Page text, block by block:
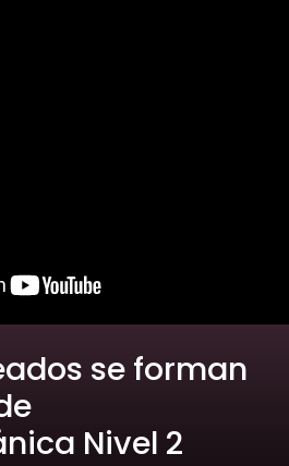
se forman
Nivel 2